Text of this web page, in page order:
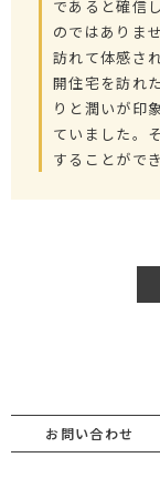
であると確信
のではありま
訪れて体感さ
開住宅を訪れ
りと潤いが印
ていました。
することがで
お問い合わせ